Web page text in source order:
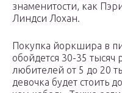
знаменитости, как
Линдси Лохан.
Покупка йоркшира в
обойдется 30-35 тысяч
любителей от 5 до 20
девочка будет стоить